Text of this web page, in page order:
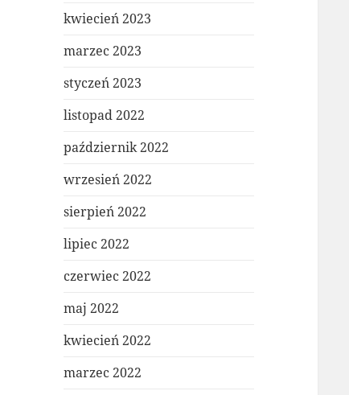
kwiecień 2023
marzec 2023
styczeń 2023
listopad 2022
październik 2022
wrzesień 2022
sierpień 2022
lipiec 2022
czerwiec 2022
maj 2022
kwiecień 2022
marzec 2022